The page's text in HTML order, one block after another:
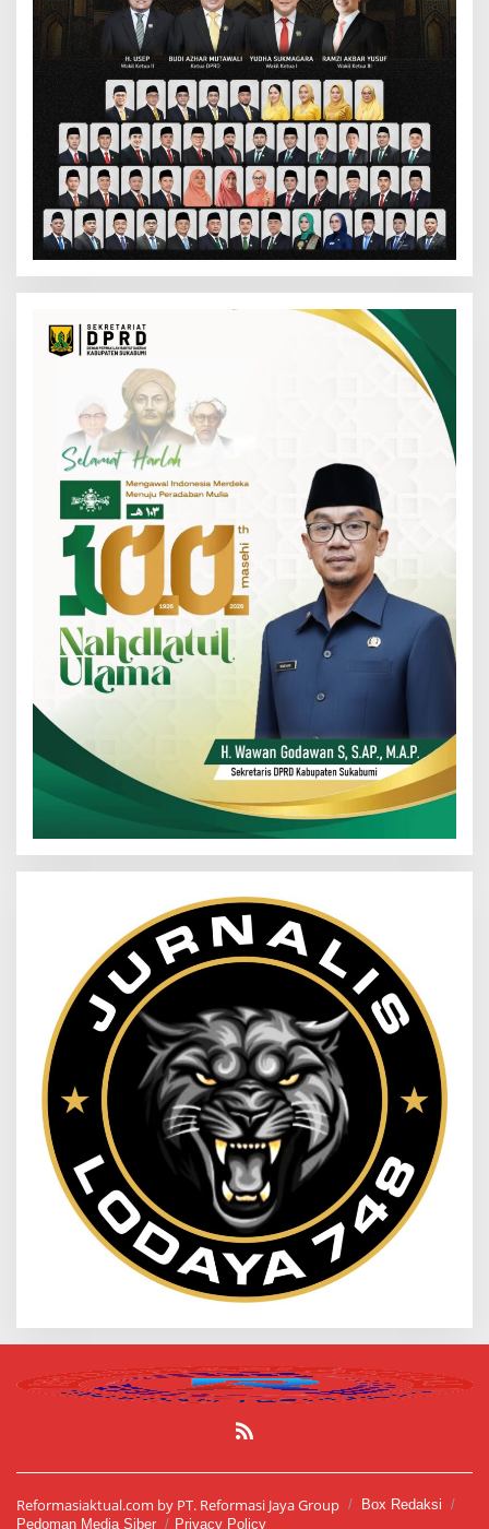
Reformasiaktual.com by PT. Reformasi Jaya Group
Box Redaksi
Pedoman Media Siber
Privacy Policy